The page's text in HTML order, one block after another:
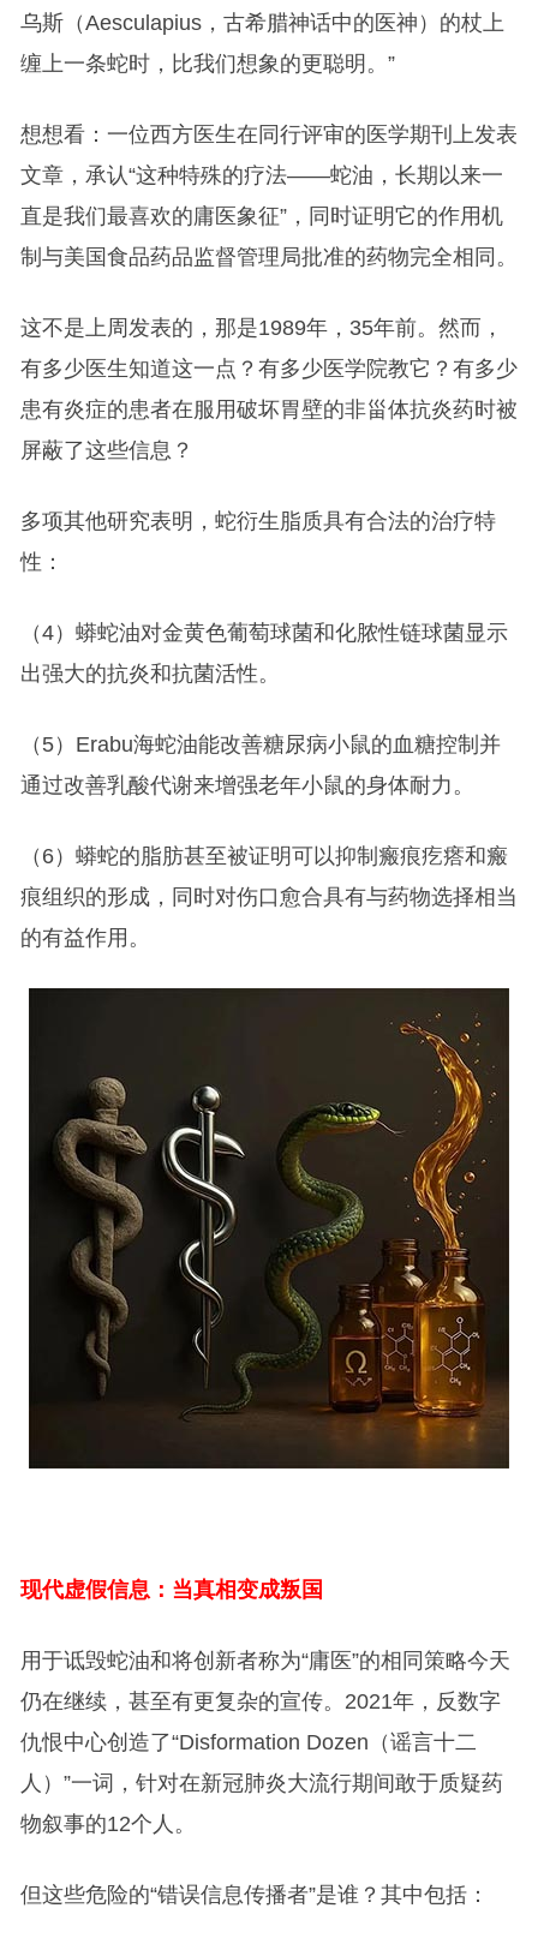
乌斯（Aesculapius，古希腊神话中的医神）的杖上
缠上一条蛇时，比我们想象的更聪明。”
想想看：一位西方医生在同行评审的医学期刊上发表
文章，承认“这种特殊的疗法——蛇油，长期以来一
直是我们最喜欢的庸医象征”，同时证明它的作用机
制与美国食品药品监督管理局批准的药物完全相同。
这不是上周发表的，那是1989年，35年前。然而，
有多少医生知道这一点？有多少医学院教它？有多少
患有炎症的患者在服用破坏胃壁的非甾体抗炎药时被
屏蔽了这些信息？
多项其他研究表明，蛇衍生脂质具有合法的治疗特
性：
（4）蟒蛇油对金黄色葡萄球菌和化脓性链球菌显示
出强大的抗炎和抗菌活性。
（5）Erabu海蛇油能改善糖尿病小鼠的血糖控制并
通过改善乳酸代谢来增强老年小鼠的身体耐力。
（6）蟒蛇的脂肪甚至被证明可以抑制瘢痕疙瘩和瘢
痕组织的形成，同时对伤口愈合具有与药物选择相当
的有益作用。
现代虚假信息：当真相变成叛国
用于诋毁蛇油和将创新者称为“庸医”的相同策略今天
仍在继续，甚至有更复杂的宣传。2021年，反数字
仇恨中心创造了“Disformation Dozen（谣言十二
人）”一词，针对在新冠肺炎大流行期间敢于质疑药
物叙事的12个人。
但这些危险的“错误信息传播者”是谁？其中包括：